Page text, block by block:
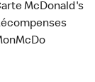
McDonald's